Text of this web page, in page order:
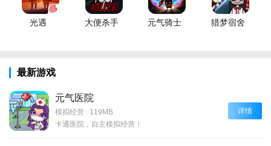
光遇 大便杀手 元气骑士 猎梦宿舍
最新游戏
元气医院
模拟经营 | 119MB
卡通医院，自主模拟经营！
详情